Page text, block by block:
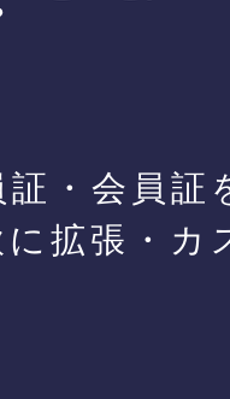
・会員証
拡張・カ